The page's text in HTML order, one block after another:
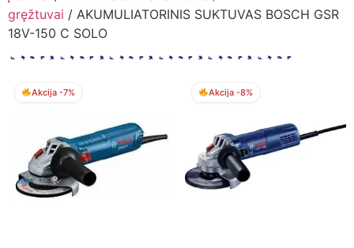
gręžtuvai / AKUMULIATORINIS SUKTUVAS BOSCH GSR
18V-150 C SOLO
Akcija -7% Akcija -8%